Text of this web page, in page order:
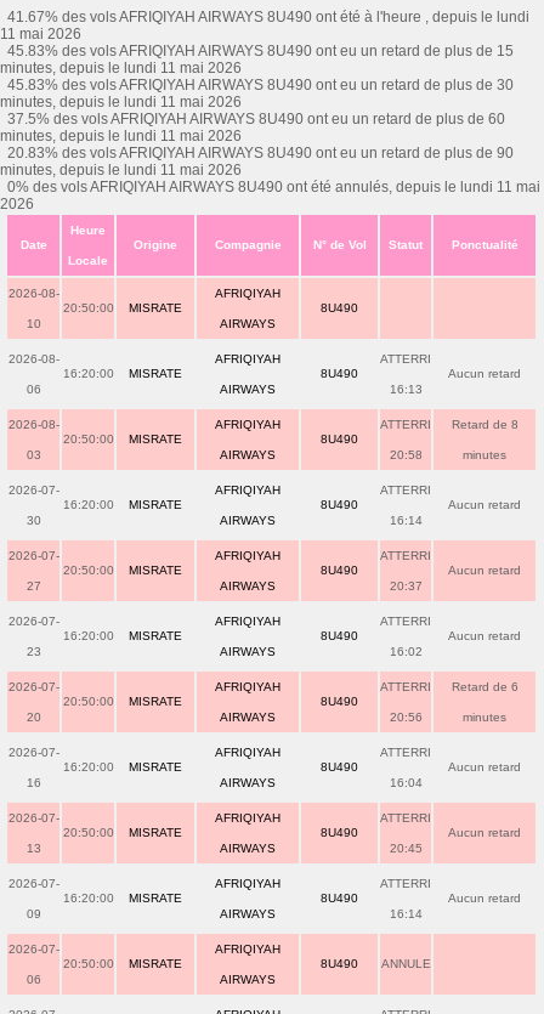
41.67% des vols AFRIQIYAH AIRWAYS 8U490 ont été à l'heure , depuis le lundi
11 mai 2026
45.83% des vols AFRIQIYAH AIRWAYS 8U490 ont eu un retard de plus de 15
minutes, depuis le lundi 11 mai 2026
45.83% des vols AFRIQIYAH AIRWAYS 8U490 ont eu un retard de plus de 30
minutes, depuis le lundi 11 mai 2026
37.5% des vols AFRIQIYAH AIRWAYS 8U490 ont eu un retard de plus de 60
minutes, depuis le lundi 11 mai 2026
20.83% des vols AFRIQIYAH AIRWAYS 8U490 ont eu un retard de plus de 90
minutes, depuis le lundi 11 mai 2026
0% des vols AFRIQIYAH AIRWAYS 8U490 ont été annulés, depuis le lundi 11 mai
2026
Date
Heure
Locale
Origine Compagnie N° de Vol Statut Ponctualité
2026-08-
10
20:50:00 MISRATE
AFRIQIYAH
AIRWAYS
8U490
2026-08-
06
16:20:00 MISRATE
AFRIQIYAH
AIRWAYS
8U490
ATTERRI
16:13
Aucun retard
2026-08-
03
20:50:00 MISRATE
AFRIQIYAH
AIRWAYS
8U490
ATTERRI
20:58
Retard de 8
minutes
2026-07-
30
16:20:00 MISRATE
AFRIQIYAH
AIRWAYS
8U490
ATTERRI
16:14
Aucun retard
2026-07-
27
20:50:00 MISRATE
AFRIQIYAH
AIRWAYS
8U490
ATTERRI
20:37
Aucun retard
2026-07-
23
16:20:00 MISRATE
AFRIQIYAH
AIRWAYS
8U490
ATTERRI
16:02
Aucun retard
2026-07-
20
20:50:00 MISRATE
AFRIQIYAH
AIRWAYS
8U490
ATTERRI
20:56
Retard de 6
minutes
2026-07-
16
16:20:00 MISRATE
AFRIQIYAH
AIRWAYS
8U490
ATTERRI
16:04
Aucun retard
2026-07-
13
20:50:00 MISRATE
AFRIQIYAH
AIRWAYS
8U490
ATTERRI
20:45
Aucun retard
2026-07-
09
16:20:00 MISRATE
AFRIQIYAH
AIRWAYS
8U490
ATTERRI
16:14
Aucun retard
2026-07-
06
20:50:00 MISRATE
AFRIQIYAH
AIRWAYS
8U490 ANNULE